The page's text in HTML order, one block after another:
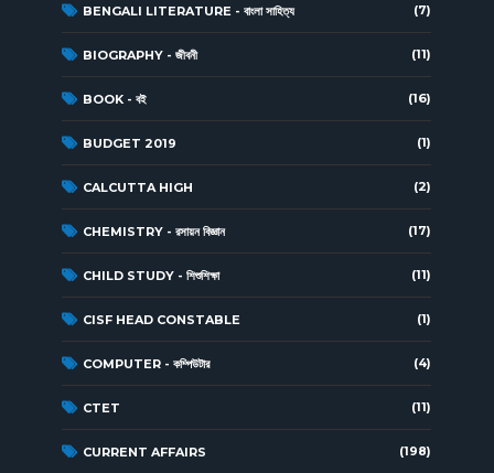
BENGALI LITERATURE - বাংলা সাহিত্য (7)
BIOGRAPHY - জীবনী (11)
BOOK - বই (16)
BUDGET 2019 (1)
CALCUTTA HIGH (2)
CHEMISTRY - রসায়ন বিজ্ঞান (17)
CHILD STUDY - শিশুশিক্ষা (11)
CISF HEAD CONSTABLE (1)
COMPUTER - কম্পিউটার (4)
CTET (11)
CURRENT AFFAIRS (198)